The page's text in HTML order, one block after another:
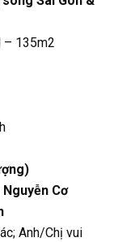
– 135m2
Cơ
Anh/Chị vui